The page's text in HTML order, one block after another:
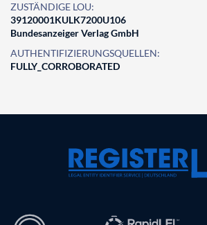
ZUSTÄNDIGE LOU:
39120001KULK7200U106
Bundesanzeiger Verlag GmbH
AUTHENTIFIZIERUNGSQUELLEN:
FULLY_CORROBORATED